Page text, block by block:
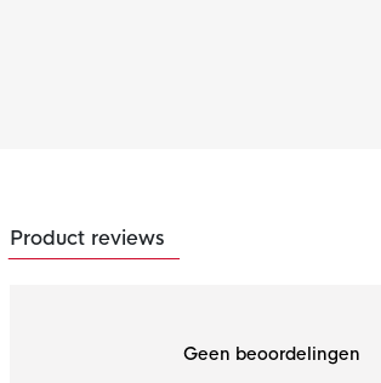
Product reviews
Geen beoordelingen